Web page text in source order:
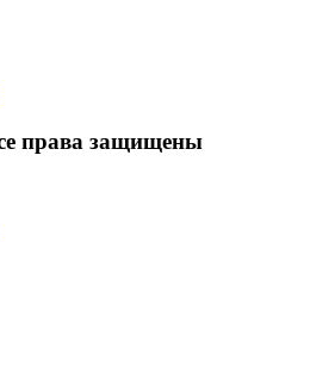
права защищены